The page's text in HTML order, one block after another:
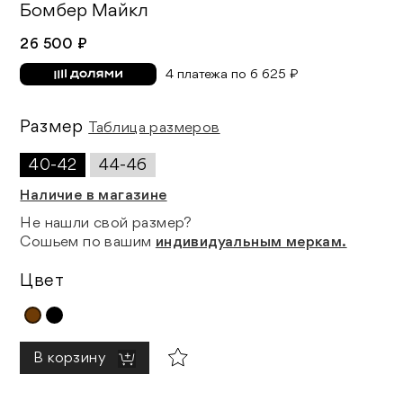
Бомбер Майкл
26 500 ₽
4 платежа по 6 625 ₽
Размер Таблица размеров
40-42 44-46
Наличие в магазине
Не нашли свой размер?
Сошьем по вашим индивидуальным меркам.
Цвет
В корзину